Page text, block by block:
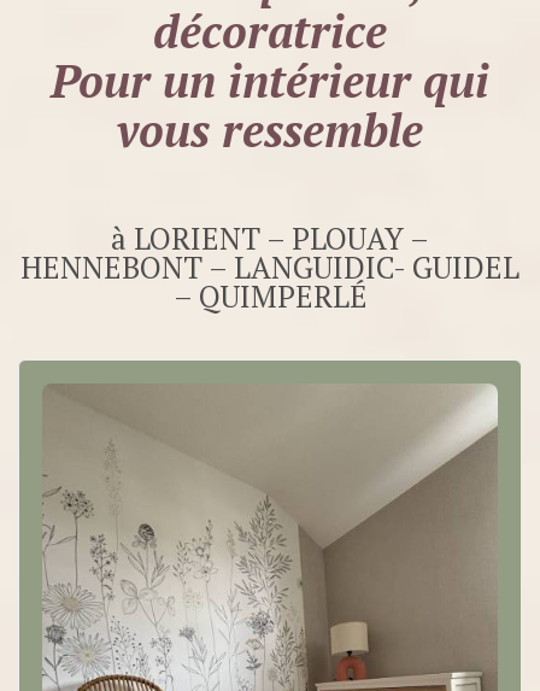
décoratrice
Pour un intérieur qui
vous ressemble
à LORIENT – PLOUAY –
HENNEBONT – LANGUIDIC- GUIDEL
– QUIMPERLÉ